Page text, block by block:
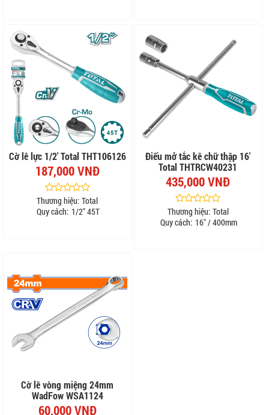
Cờ lê lực 1/2' Total THT106126
187,000 VNĐ
Thương hiệu: Total
Quy cách: 1/2" 45T
Điếu mở tắc kê chữ thập 16'
Total THTRCW40231
435,000 VNĐ
Thương hiệu: Total
Quy cách: 16" / 400mm
Cờ lê vòng miệng 24mm
WadFow WSA1124
60,000 VNĐ